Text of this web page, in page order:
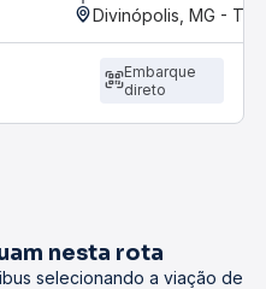
Divinópolis, MG -
Embarque
direto
nesta rota
selecionando a viação de